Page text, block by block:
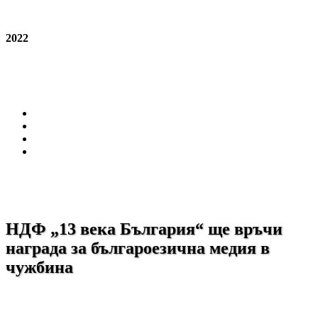
2022
НДФ „13 века България“ ще връчи
награда за българоезична медия в
чужбина